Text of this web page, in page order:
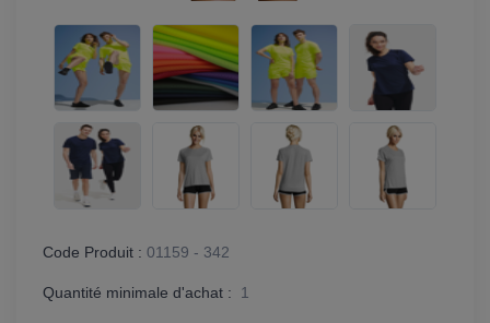
Code Produit : 01159 - 342
Quantité minimale d'achat : 1